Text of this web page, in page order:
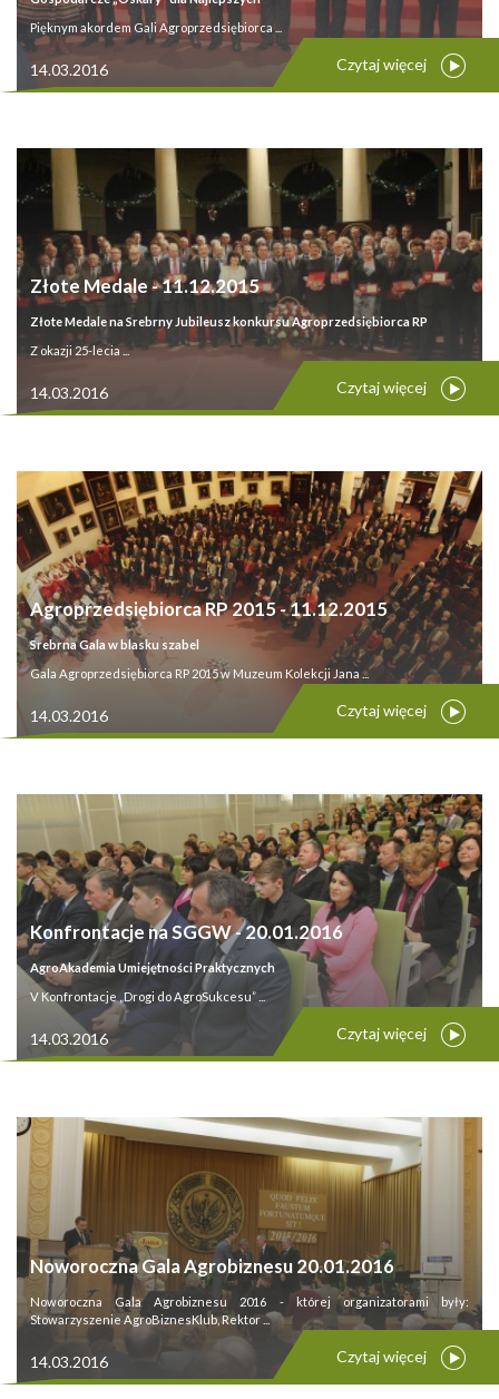
Pięknym akordem Gali Agroprzedsiębiorca ...
14.03.2016 Czytaj więcej
Złote Medale - 11.12.2015
Złote Medale na Srebrny Jubileusz konkursu Agroprzedsiębiorca RP
Z okazji 25-lecia ...
14.03.2016 Czytaj więcej
Agroprzedsiębiorca RP 2015 - 11.12.2015
Srebrna Gala w blasku szabel
Gala Agroprzedsiębiorca RP 2015 w Muzeum Kolekcji Jana ...
14.03.2016 Czytaj więcej
Konfrontacje na SGGW - 20.01.2016
AgroAkademia Umiejętności Praktycznych
V Konfrontacje „Drogi do AgroSukcesu” ...
14.03.2016 Czytaj więcej
Noworoczna Gala Agrobiznesu 20.01.2016
Noworoczna Gala Agrobiznesu 2016 - której organizatorami były:
Stowarzyszenie AgroBiznesKlub, Rektor ...
14.03.2016 Czytaj więcej